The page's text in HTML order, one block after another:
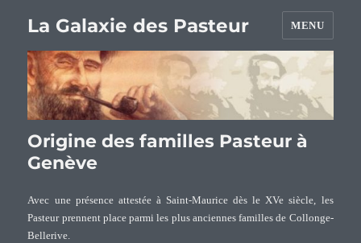
La Galaxie des Pasteur MENU
Origine des familles Pasteur à
Genève
Avec une présence attestée à Saint-Maurice dès le XVe siècle, les
Pasteur prennent place parmi les plus anciennes familles de Collonge-
Bellerive.